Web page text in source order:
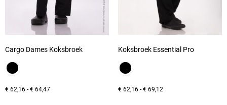
Cargo Dames Koksbroek
€ 62,16 - € 64,47
Koksbroek Essential Pro
€62,16 - €69,12